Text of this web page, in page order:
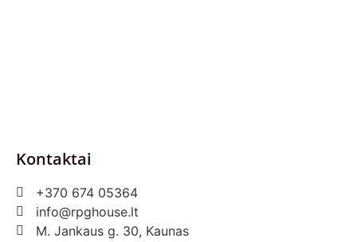
Kontaktai
+370 674 05364
info@rpghouse.lt
M. Jankaus g. 30, Kaunas